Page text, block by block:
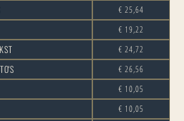
€ 25,64
€ 19,22
€ 24,72
€ 26,56
€ 10,05
€ 10,05